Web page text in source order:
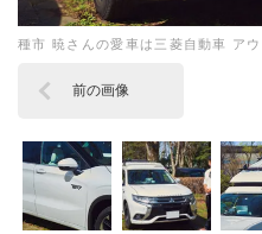
種市 暁さんの愛車は三菱自動車 ア
前の画像